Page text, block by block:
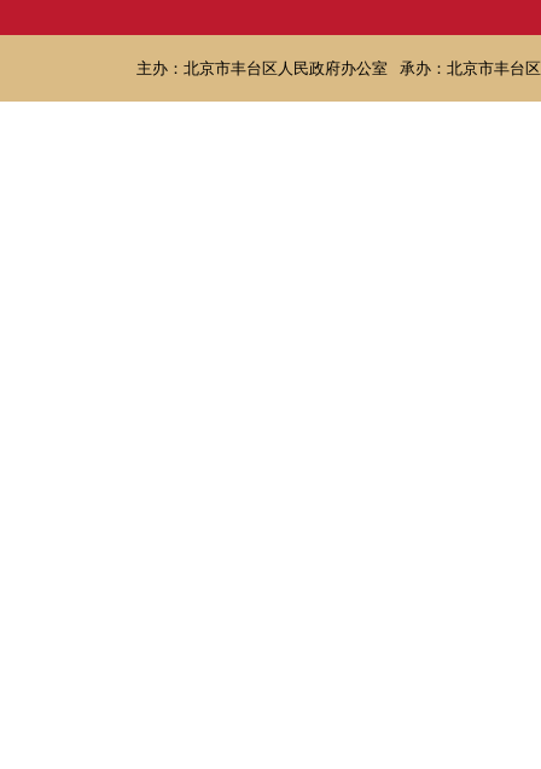
主办：北京市丰台区人民政府办公室 承办：北京市丰台